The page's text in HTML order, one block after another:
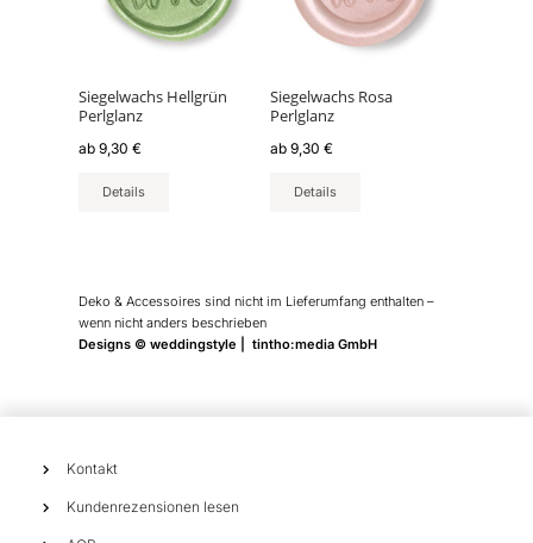
Siegelwachs Hellgrün
Perlglanz
ab 9,30 €
Details
können
auf
der
gewählt
Siegelwachs Rosa
Perlglanz
ab9,30€
Details
können
auf
der
gewählt
Deko & Accessoires sind nicht im Lieferumfang enthalten –
wenn nicht anders beschrieben
Designs © weddingstyle | tintho:media GmbH
Kontakt
Kundenrezensionen lesen